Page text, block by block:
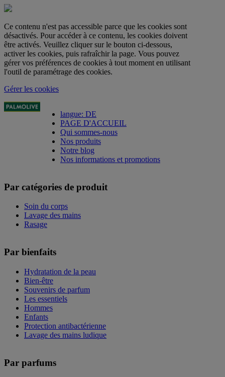
Ce contenu n'est pas accessible parce que les cookies sont
désactivés. Pour accéder à ce contenu, les cookies doivent
être activés. Veuillez cliquer sur le bouton ci-dessous,
activer les cookies, puis rafraîchir la page. Vous pouvez
gérer vos préférences de cookies à tout moment en utilisant
l'outil de paramétrage des cookies.
Gérer les cookies
langue: DE
PAGE D'ACCUEIL
Qui sommes-nous
Nos produits
Notre blog
Nos informations et promotions
Par catégories de produit
Soin du corps
Lavage des mains
Rasage
Par bienfaits
Hydratation de la peau
Bien-être
Souvenirs de parfum
Les essentiels
Hommes
Enfants
Protection antibactérienne
Lavage des mains ludique
Par parfums